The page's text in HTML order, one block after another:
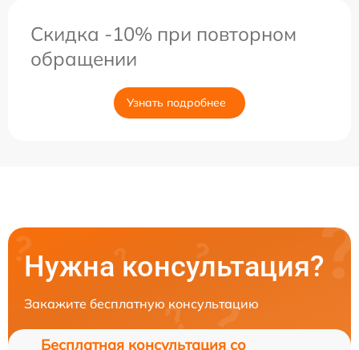
Скидка -10% при повторном
обращении
Узнать подробнее
Нужна консультация?
Закажите бесплатную консультацию
Бесплатная консультация со